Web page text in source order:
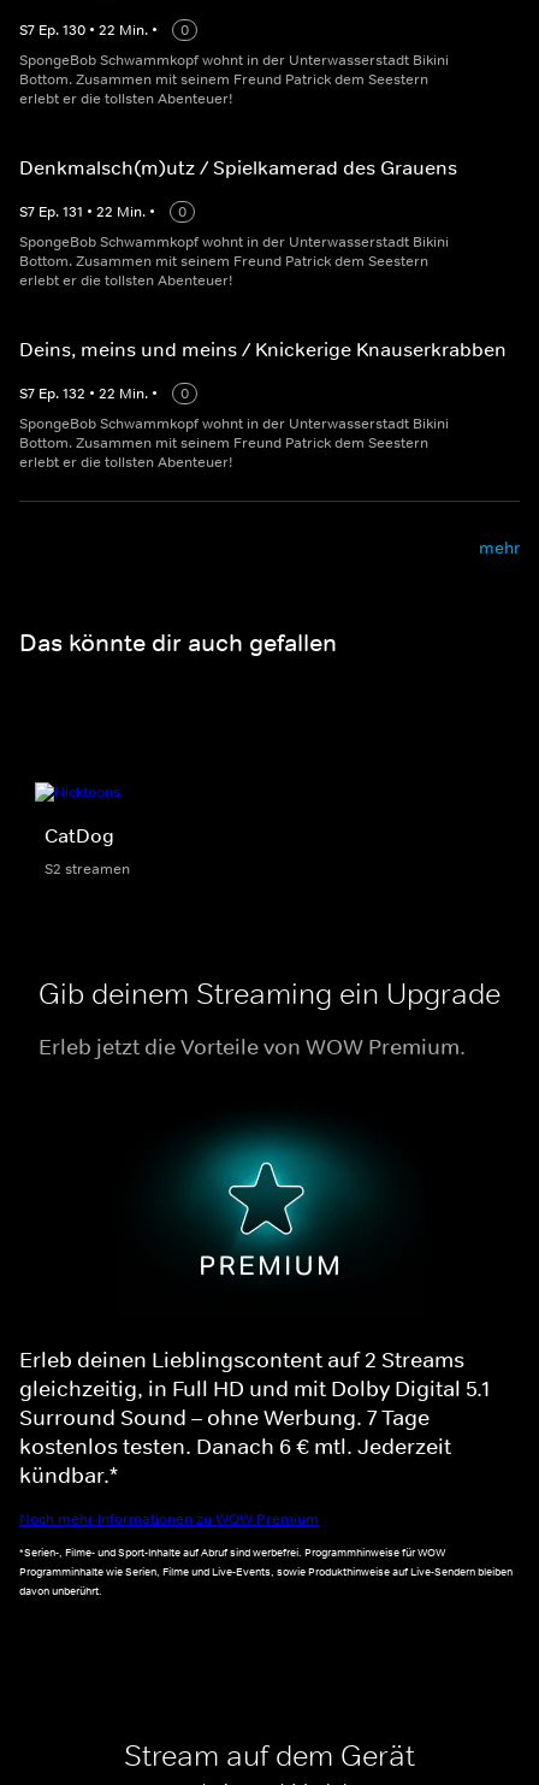
S7 Ep.130 • 22 Min. •
0
SpongeBob Schwammkopf wohnt in der Unterwasserstadt Bikini
Bottom. Zusammen mit seinem Freund Patrick dem Seestern
erlebt er die tollsten Abenteuer!
Denkmalsch(m)utz / Spielkamerad des Grauens
S7 Ep.131 • 22 Min. •
0
SpongeBob Schwammkopf wohnt in der Unterwasserstadt Bikini
Bottom. Zusammen mit seinem Freund Patrick dem Seestern
erlebt er die tollsten Abenteuer!
Deins, meins und meins / Knickerige Knauserkrabben
S7 Ep.132 • 22 Min. •
0
SpongeBob Schwammkopf wohnt in der Unterwasserstadt Bikini
Bottom. Zusammen mit seinem Freund Patrick dem Seestern
erlebt er die tollsten Abenteuer!
mehr
Das könnte dir auch gefallen
CatDog
S2 streamen
Gib deinem Streaming ein Upgrade
Erleb jetzt die Vorteile von WOW Premium.
Erleb deinen Lieblingscontent auf 2 Streams
gleichzeitig, in Full HD und mit Dolby Digital 5.1
Surround Sound – ohne Werbung. 7 Tage
kostenlos testen. Danach 6 € mtl. Jederzeit
kündbar.*
Noch mehr Informationen zu WOW Premium
*Serien-, Filme- und Sport-Inhalte auf Abruf sind werbefrei. Programmhinweise für WOW
Programminhalte wie Serien, Filme und Live-Events, sowie Produkthinweise auf Live-Sendern bleiben
davon unberührt.
Stream auf dem Gerät